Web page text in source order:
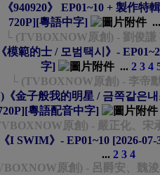
940920》 EP01~10 + 製作特
720P][粵語中字]
└ (TVBOXNOW原創) - 劉俊謙
範的士 / 모범택시》-
字]
... 2 3 4
└ (TVBOXNOW原創) - 李帝
金子般我的明星 / 금쪽같은내
粵語配音中字]
原創) - 嚴正化、宋
I SWIM》- EP01~10 [2026-
... 2 3 4
原創) - 呂爵安、魏